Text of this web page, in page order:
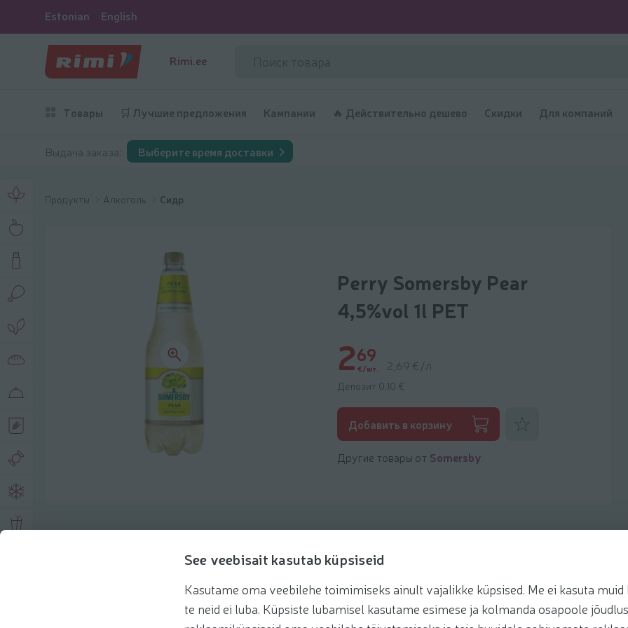
See veebisait kasutab küpsiseid
Kasutame oma veebilehe toimimiseks ainult vajalikke küpsised. Me ei kasuta muid
te neid ei luba. Küpsiste lubamisel kasutame esimese ja kolmanda osapoole
Estonian English
Rimi.ee
Товары 🛒 Лучшие предложения Кампании 🔥 Действительно дешево Скидки Для компаний
Выдача заказа: Выберите время доставки
Продукты Алкоголь Сидр
Perry Somersby Pear
4,5%vol 1l PET
269
€/шт. 2,69 €/л
Депозит 0,10 €
Добавить в корзину
Другие товары от Somersby
Рекомендации Рецепты